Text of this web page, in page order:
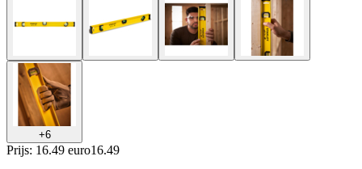
+6
Prijs: 16.49 euro16.49